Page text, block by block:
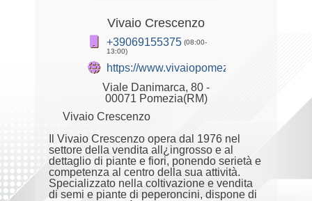
Vivaio Crescenzo
+39069155375 (08:00-
13:00)
https://www.vivaiopomezia.it
Viale Danimarca, 80 -
00071 Pomezia(RM)
Vivaio Crescenzo
Il Vivaio Crescenzo opera dal 1976 nel
settore della vendita all¿ingrosso e al
dettaglio di piante e fiori, ponendo serietà e
competenza al centro della sua attività.
Specializzato nella coltivazione e vendita
di semi e piante di peperoncini, dispone di